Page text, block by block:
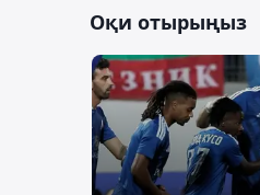
Оқи отырыңыз